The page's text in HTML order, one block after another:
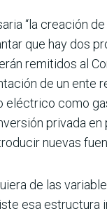
“la crea­ción
que hay dos
remi­tidos al
de un ente
eléctrico como
privada en
nuevas
de las
esa estructura